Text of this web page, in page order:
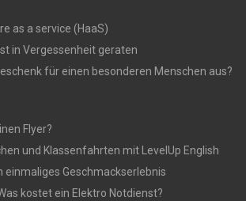
as a service (HaaS)
in Vergessenheit geraten
für einen besonderen Menschen aus?
Flyer?
und Klassenfahrten mit LevelUp English
einmaliges Geschmackserlebnis
kostet ein Elektro Notdienst?